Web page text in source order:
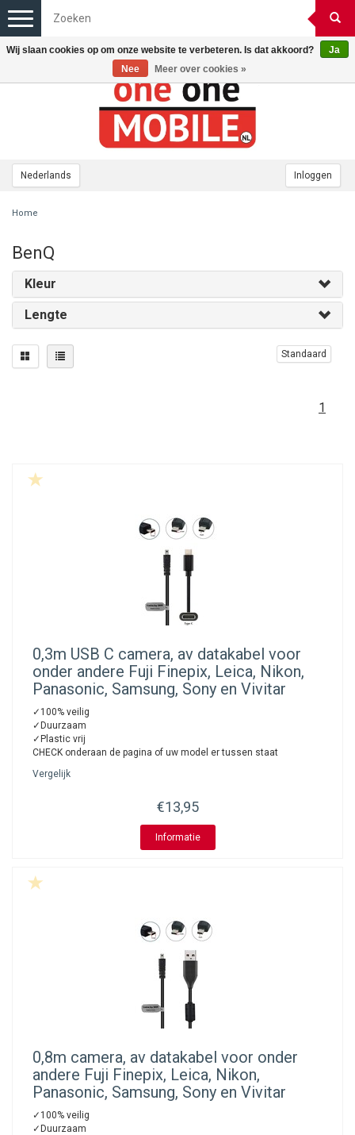
Nederlands Inloggen
Toggle
navigation
Home
BenQ
Kleur
Lengte
Standaard
1
0,3m USB C camera, av datakabel voor
onder andere Fuji Finepix, Leica, Nikon,
Panasonic, Samsung, Sony en Vivitar
✓100% veilig
✓Duurzaam
✓Plastic vrij
CHECK onderaan de pagina of uw model er tussen staat
Vergelijk
€13,95
Informatie
0,8m camera, av datakabel voor onder
andere Fuji Finepix, Leica, Nikon,
Panasonic, Samsung, Sony en Vivitar
✓100% veilig
✓Duurzaam
Wij slaan cookies op om onze website te verbeteren. Is dat akkoord?
Ja
Nee
Meer over cookies »